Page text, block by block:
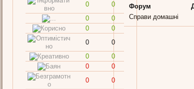
0
0
0
0
0
0
0
0
0
0
0
0
0
0
Форум
Справи домашні